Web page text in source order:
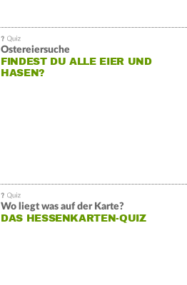
Ostereiersuche
FINDEST DU ALLE EIER UND
HASEN?
Wo liegt was auf der Karte?
DAS HESSENKARTEN-QUIZ